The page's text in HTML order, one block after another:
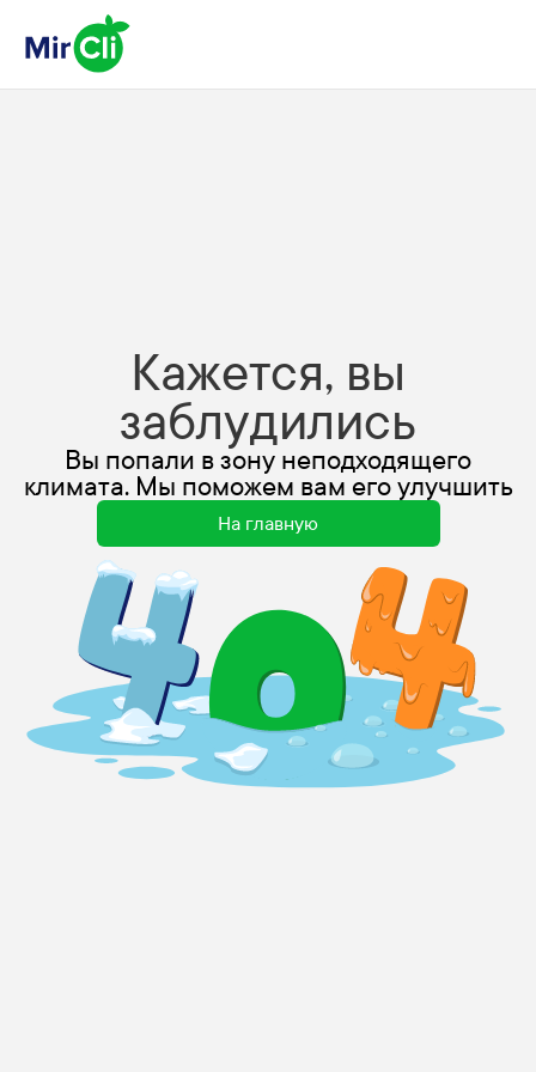
Кажется, вы
заблудились
Вы попали в зону неподходящего
климата. Мы поможем вам его улучшить
На главную